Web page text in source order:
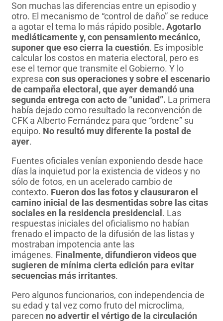
Son muchas las diferencias entre un episodio y
otro. El mecanismo de “control de daño” se reduce
a agotar el tema lo más rápido posible. Agotarlo
mediáticamente y, con pensamiento mecánico,
suponer que eso cierra la cuestión. Es imposible
calcular los costos en materia electoral, pero es
ese el temor que transmite el Gobierno. Y lo
expresa con sus operaciones y sobre el escenario
de campaña electoral, que ayer demandó una
segunda entrega con acto de “unidad”. La primera
había dejado como resultado la reconvención de
CFK a Alberto Fernández para que “ordene” su
equipo. No resultó muy diferente la postal de
ayer.
Fuentes oficiales venían exponiendo desde hace
días la inquietud por la existencia de videos y no
sólo de fotos, en un acelerado cambio de
contexto. Fueron dos las fotos y clausuraron el
camino inicial de las desmentidas sobre las citas
sociales en la residencia presidencial . Las
respuestas iniciales del oficialismo no habían
frenado el impacto de la difusión de las listas y
mostraban impotencia ante las
imágenes. Finalmente, difundieron videos que
sugieren de mínima cierta edición para evitar
secuencias más irritantes.
Pero algunos funcionarios, con independencia de
su edad y tal vez como fruto del microclima,
parecen no advertir el vértigo de la circulación